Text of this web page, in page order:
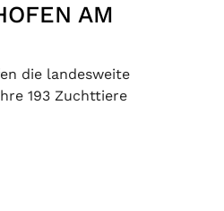
AM
die landesweite
193 Zuchttiere